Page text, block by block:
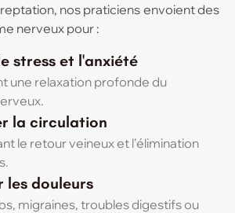
nos praticiens envoient des
nerveux pour :
stress et l'anxiété
une relaxation profonde du
la circulation
le retour veineux et l'élimination
les douleurs
migraines, troubles digestifs ou